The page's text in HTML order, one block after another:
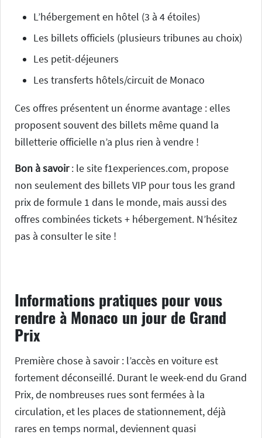
L’hébergement en hôtel (3 à 4 étoiles)
Les billets officiels (plusieurs tribunes au choix)
Les petit-déjeuners
Les transferts hôtels/circuit de Monaco
Ces offres présentent un énorme avantage : elles
proposent souvent des billets même quand la
billetterie officielle n’a plus rien à vendre !
Bon à savoir: le site f1experiences.com, propose
non seulement des billets VIP pour tous les grand
prix de formule 1 dans le monde, mais aussi des
offres combinées tickets + hébergement. N’hésitez
pas à consulter le site !
Informations pratiques pour vous
rendre à Monaco un jour de Grand
Prix
Première chose à savoir : l’accès en voiture est
fortement déconseillé. Durant le week-end du Grand
Prix, de nombreuses rues sont fermées à la
circulation, et les places de stationnement, déjà
rares en temps normal, deviennent quasi